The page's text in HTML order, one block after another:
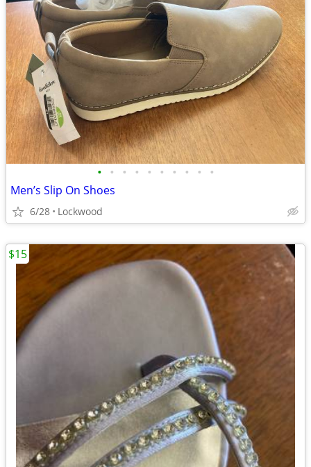
• • • • • • • • • •
Men’s Slip On Shoes
6/28 Lockwood
$15